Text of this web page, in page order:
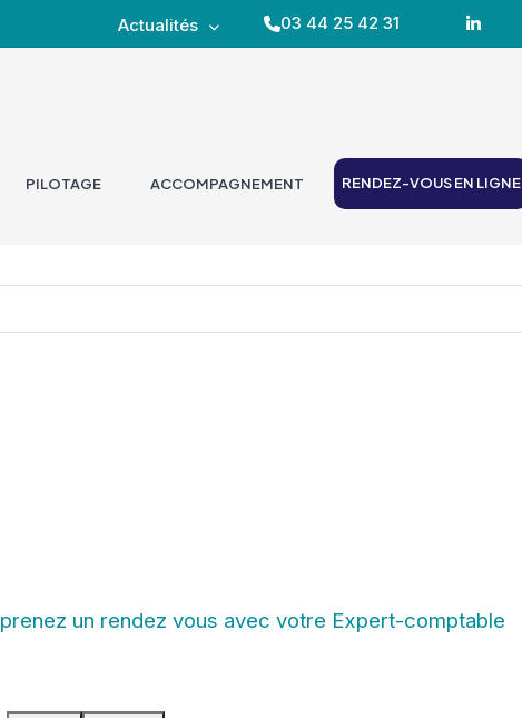
Actualités 03 44 25 42 31
PILOTAGE ACCOMPAGNEMENT RENDEZ-VOUS EN LIGNE
prenez un rendez vous avec votre Expert-comptable